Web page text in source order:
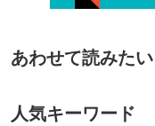
あわせて読みたい
人気キーワード